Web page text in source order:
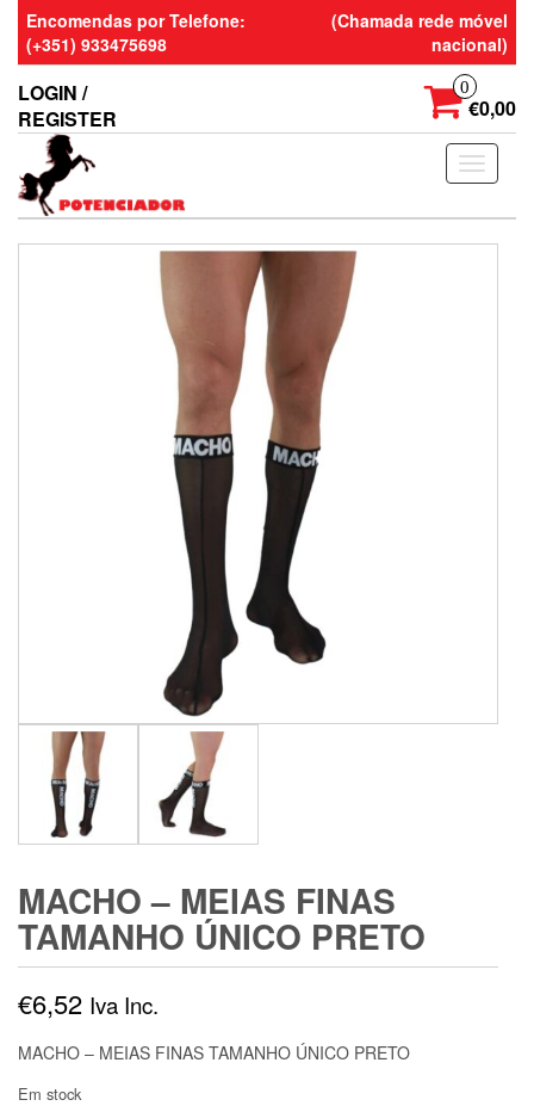
Skip
the
content
Encomendas por Telefone:
(+351) 933475698
(Chamada rede móvel
nacional)
LOGIN /
REGISTER
0
€0,00
Toggle
MACHO – MEIAS FINAS
TAMANHO ÚNICO PRETO
€6,52 Iva Inc.
MACHO – MEIAS FINAS TAMANHO ÚNICO PRETO
Em stock